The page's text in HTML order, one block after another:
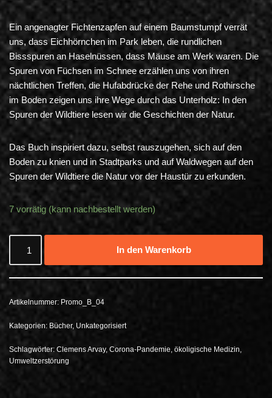
Ein angenagter Fichtenzapfen auf einem Baumstumpf verrät
uns, dass Eichhörnchen im Park leben, die rundlichen
Bissspuren an Haselnüssen, dass Mäuse am Werk waren. Die
Spuren von Füchsen im Schnee erzählen uns von ihren
nächtlichen Treffen, die Hufabdrücke der Rehe und Rothirsche
im Boden zeigen uns ihre Wege durch das Unterholz: In den
Spuren der Wildtiere lesen wir die Geschichten der Natur.
Das Buch inspiriert dazu, selbst rauszugehen, sich auf den
Boden zu knien und in Stadtparks und auf Waldwegen auf den
Spuren der Wildtiere die Natur vor der Haustür zu erkunden.
7 vorrätig (kann nachbestellt werden)
In den Warenkorb
Artikelnummer: Promo_B_04
Kategorien: Bücher, Unkategorisiert
Schlagwörter: Clemens Arvay, Corona-Pandemie, ökoligische Medizin,
Umweltzerstörung